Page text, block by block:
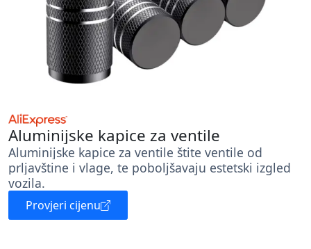
Aluminijske kapice za ventile
Aluminijske kapice za ventile štite ventile od
prljavštine i vlage, te poboljšavaju estetski izgled
vozila.
Provjeri cijenu